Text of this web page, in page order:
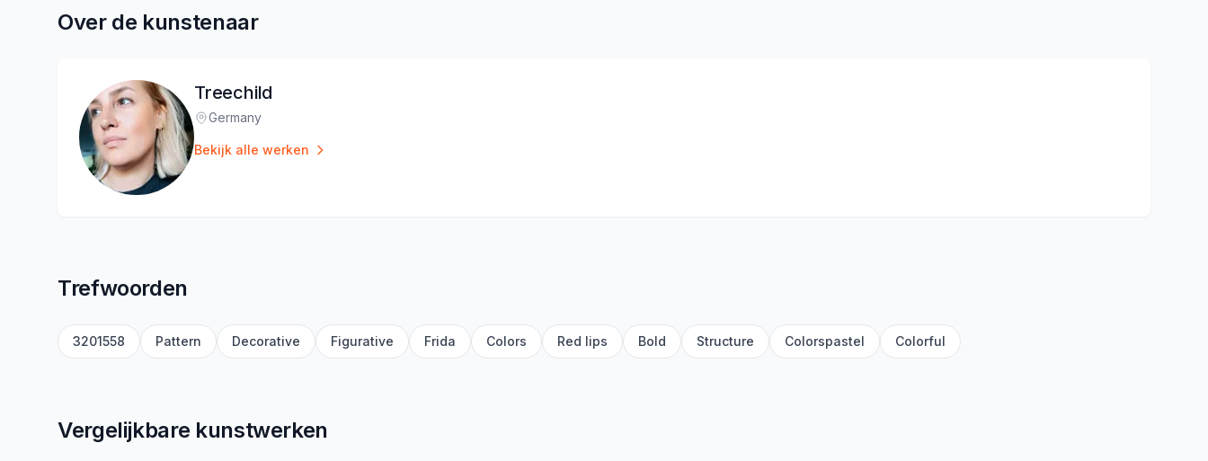
Over de kunstenaar
Treechild
Locatie:
Germany
Bekijk alle werken
Trefwoorden
3201558 Pattern Decorative Figurative Frida Colors Red lips Bold Structure Colorspastel Colorful
Vergelijkbare kunstwerken